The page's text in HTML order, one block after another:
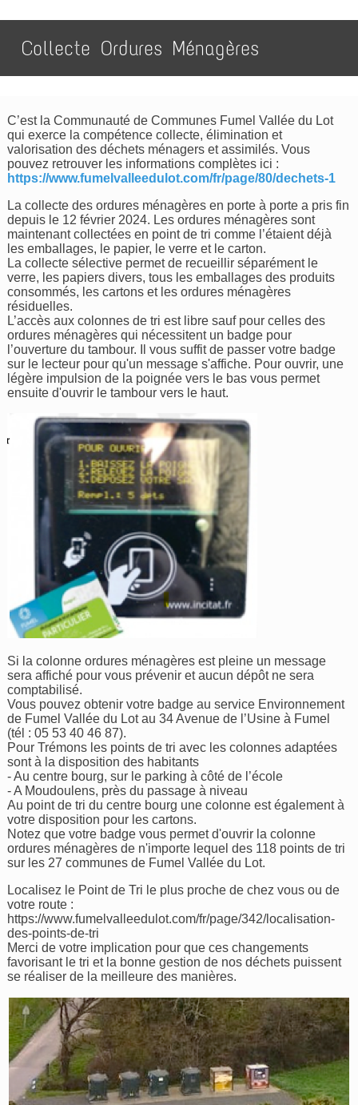
Collecte Ordures Ménagères
C’est la Communauté de Communes Fumel Vallée du Lot
qui exerce la compétence collecte, élimination et
valorisation des déchets ménagers et assimilés. Vous
pouvez retrouver les informations complètes ici :
https://www.fumelvalleedulot.com/fr/page/80/dechets-1
La collecte des ordures ménagères en porte à porte a pris fin
depuis le 12 février 2024. Les ordures ménagères sont
maintenant collectées en point de tri comme l’étaient déjà
les emballages, le papier, le verre et le carton.
La collecte sélective permet de recueillir séparément le
verre, les papiers divers, tous les emballages des produits
consommés, les cartons et les ordures ménagères
résiduelles.
L’accès aux colonnes de tri est libre sauf pour celles des
ordures ménagères qui nécessitent un badge pour
l’ouverture du tambour. Il vous suffit de passer votre badge
sur le lecteur pour qu'un message s'affiche. Pour ouvrir, une
légère impulsion de la poignée vers le bas vous permet
ensuite d'ouvrir le tambour vers le haut.
Si la colonne ordures ménagères est pleine un message
sera affiché pour vous prévenir et aucun dépôt ne sera
comptabilisé.
Vous pouvez obtenir votre badge au service Environnement
de Fumel Vallée du Lot au 34 Avenue de l’Usine à Fumel
(tél : 05 53 40 46 87).
Pour Trémons les points de tri avec les colonnes adaptées
sont à la disposition des habitants
- Au centre bourg, sur le parking à côté de l’école
- A Moudoulens, près du passage à niveau
Au point de tri du centre bourg une colonne est également à
votre disposition pour les cartons.
Notez que votre badge vous permet d'ouvrir la colonne
ordures ménagères de n'importe lequel des 118 points de tri
sur les 27 communes de Fumel Vallée du Lot.
Localisez le Point de Tri le plus proche de chez vous ou de
votre route :
https://www.fumelvalleedulot.com/fr/page/342/localisation-
des-points-de-tri
Merci de votre implication pour que ces changements
favorisant le tri et la bonne gestion de nos déchets puissent
se réaliser de la meilleure des manières.